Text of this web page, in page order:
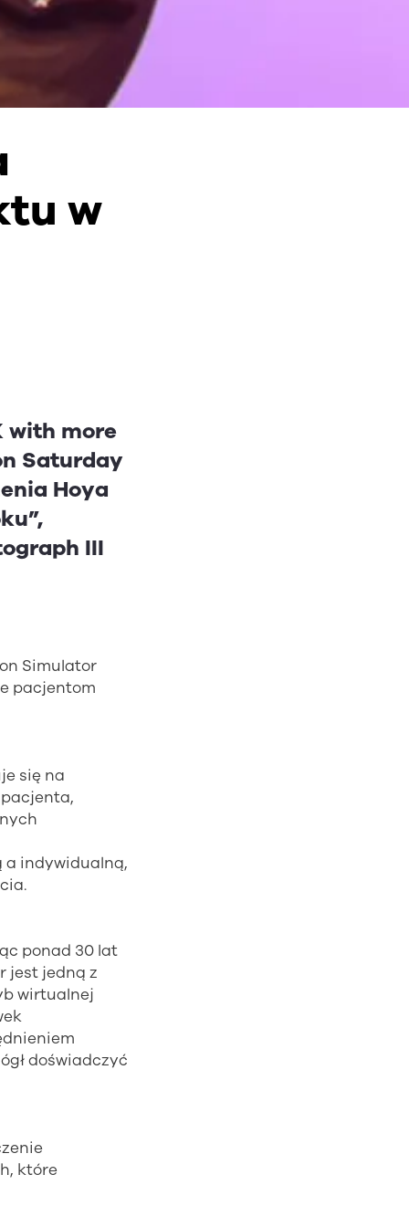
w
with more
Saturday
Hoya
III
Simulator
pacjentom
się na
a indywidualną,
ponad 30 lat
jest jedną z
wirtualnej
doświadczyć
które